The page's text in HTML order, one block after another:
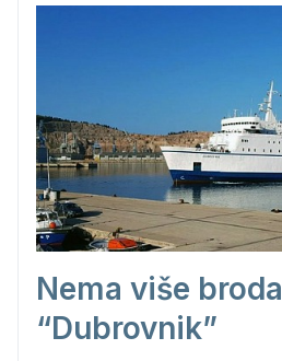
Nema više broda
“Dubrovnik”